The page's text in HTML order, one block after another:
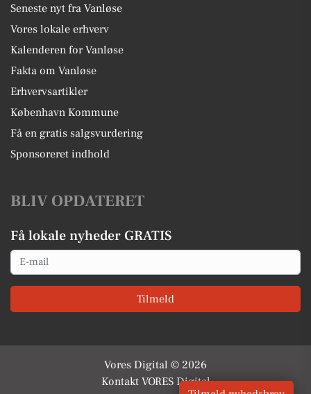
Seneste nyt fra Vanløse
Vores lokale erhverv
Kalenderen for Vanløse
Fakta om Vanløse
Erhvervsartikler
København Kommune
Få en gratis salgsvurdering
Sponsoreret indhold
BLIV OPDATERET
Få lokale nyheder GRATIS
Email
Tilmeld
Vores Digital © 2026
Kontakt VORES Digital